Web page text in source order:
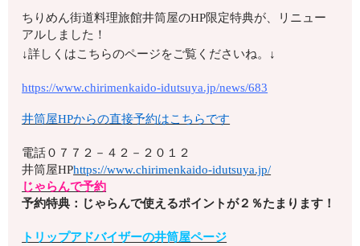
ちりめん街道料理旅館井筒屋のHP限定特典が、リニュー
アルしました！
↓詳しくはこちらのページをご覧くださいね。↓
https://www.chirimenkaido-idutsuya.jp/news/683
井筒屋HPからの直接予約はこちらです
電話０７７２－４２－２０１２
井筒屋HPhttps://www.chirimenkaido-idutsuya.jp/
じゃらんで予約
予約特典：じゃらんで使えるポイントが２％たまります！
トリップアドバイザーの井筒屋ページ